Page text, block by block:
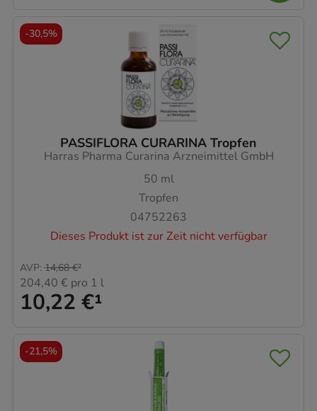
PASSIFLORA CURARINA Tropfen
Harras Pharma Curarina Arzneimittel GmbH
50 ml
Tropfen
04752263
Dieses Produkt ist zur Zeit nicht verfügbar
10,22 €¹
AVP: 14,68 €²
204,40 € pro 1 l
-30,5%
-21,5%